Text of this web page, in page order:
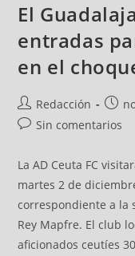
El
entradas
en el
Redacción
Sin comentarios
La AD Ceuta FC
martes 2 de
correspondiente a la
Rey Mapfre. El club
aficionados ceutíes